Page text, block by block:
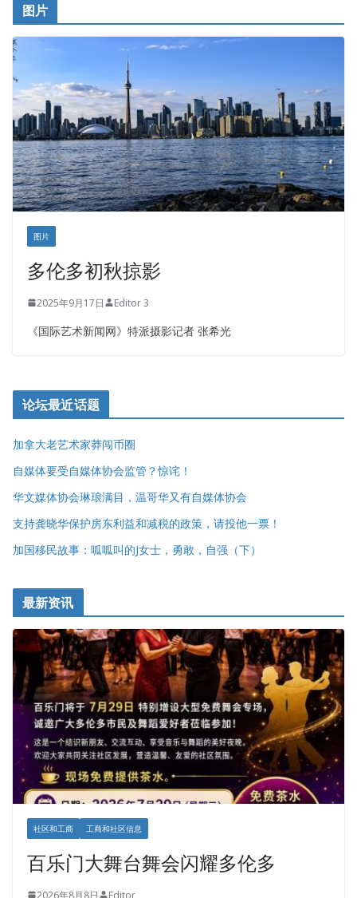
铁木尔商业注册服务
图片
图片
多伦多初秋掠影
2025年9月17日 Editor 3
《国际艺术新闻网》特派摄影记者 张希光
论坛最近话题
加拿大老艺术家莽闯币圈
自媒体要受自媒体协会监管？惊诧！
华文媒体协会琳琅满目，温哥华又有自媒体协会
支持龚晓华保护房东利益和减税的政策，请投他一票！
加国移民故事：呱呱叫的J女士，勇敢，自强（下）
最新资讯
社区和工商 工商和社区信息
百乐门大舞台舞会闪耀多伦多
2026年8月8日 Editor